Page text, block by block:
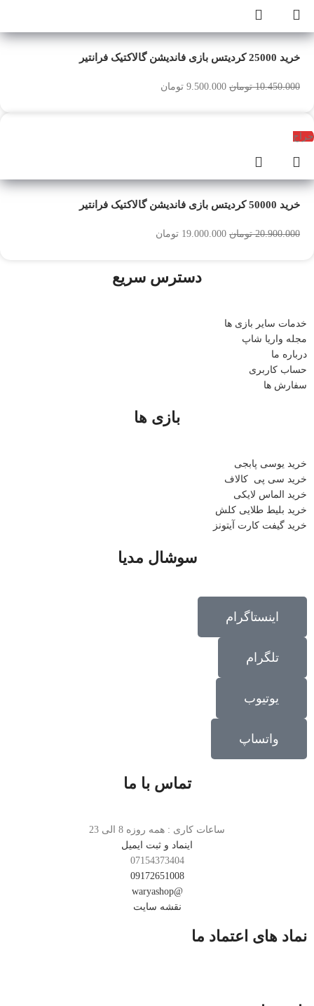
خرید 25000 کردیتس بازی فاندیشن گالاکتیک فرانتیر
10.450.000 تومان 9.500.000 تومان
حراج
خرید 50000 کردیتس بازی فاندیشن گالاکتیک فرانتیر
20.900.000 تومان 19.000.000 تومان
دسترس سریع
خدمات سایر بازی ها
مجله واریا شاپ
درباره ما
حساب کاربری
سفارش ها
بازی ها
خرید یوسی پابجی
خرید سی پی کالاف
خرید الماس لایکی
خرید بلیط طلایی کلش
خرید گیفت کارت آیتونز
سوشال مدیا
اینستاگرام
تلگرام
یوتیوب
واتساپ
تماس با ما
ساعات کاری : همه روزه 8 الی 23
اینماد و ثبت ایمیل
07154373404
09172651008
@waryashop
نقشه سایت
نماد های اعتماد ما